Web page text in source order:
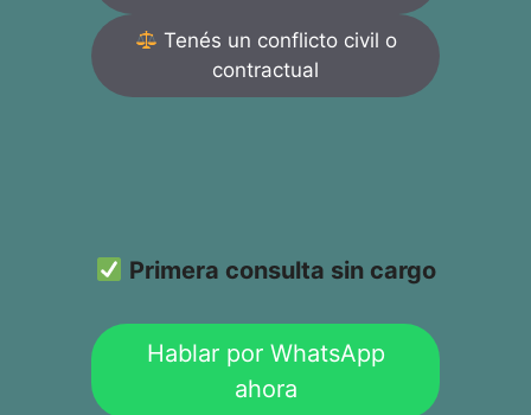
Tenés un conflicto civil o
contractual
Primera consulta sin cargo
Hablar por WhatsApp
ahora